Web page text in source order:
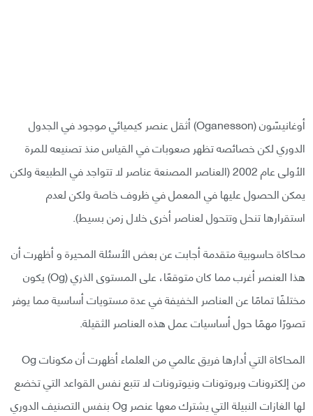
أوغانيسّون (Oganesson) أثقل عنصر كيميائي موجود في الجدول
الدوري لكن خصائصه تظهر صعوبات في القياس منذ تصنيعه للمرة
الأولى عام 2002 (العناصر المصنعة عناصر لا تتواجد في الطبيعة ولكن
يمكن الحصول عليها في المعمل في ظروف خاصة ولكن لعدم
استقرارها تنحل وتتحول لعناصر أخرى خلال زمن بسيط).
محاكاة حاسوبية متقدمة أجابت عن بعض الأسئلة المحيرة و أظهرت أن
هذا العنصر أغرب مما كان متوقعًا، على المستوى الذري (Og) يكون
مختلفًا تمامًا عن العناصر الخفيفة في عدة مستويات أساسية مما يوفر
تصورًا مهمًا حول أساسيات عمل هذه العناصر الثقيلة.
المحاكاة التي أدارها فريق عالمي من العلماء أظهرت أن مكونات Og
من إلكترونات وبروتونات ونيوترونات لا تتبع نفس القواعد التي تخضع
لها الغازات النبيلة التي يشترك معها عنصر Og بنفس التصنيف الدوري